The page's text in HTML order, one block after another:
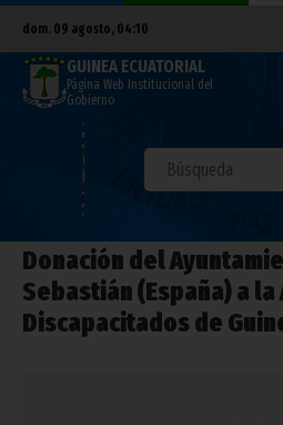
dom. 09 agosto, 04:10
GUINEA ECUATORIAL
Página Web Institucional del
Gobierno
Donación del
Sebastián (España) a
Discapacitados de